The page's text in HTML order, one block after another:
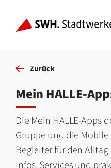
Zurück
Mein HALLE-
Die Mein HALLE-Apps
Gruppe und die
Begleiter für den
Infos, Services und